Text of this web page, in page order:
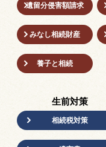
遺留分侵害額請求
みなし相続財産
養子と相続
生前対策
相続税対策